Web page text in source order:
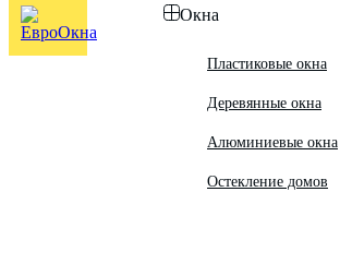
Окна
Пластиковые окна
Деревянные окна
Алюминиевые окна
Остекление домов